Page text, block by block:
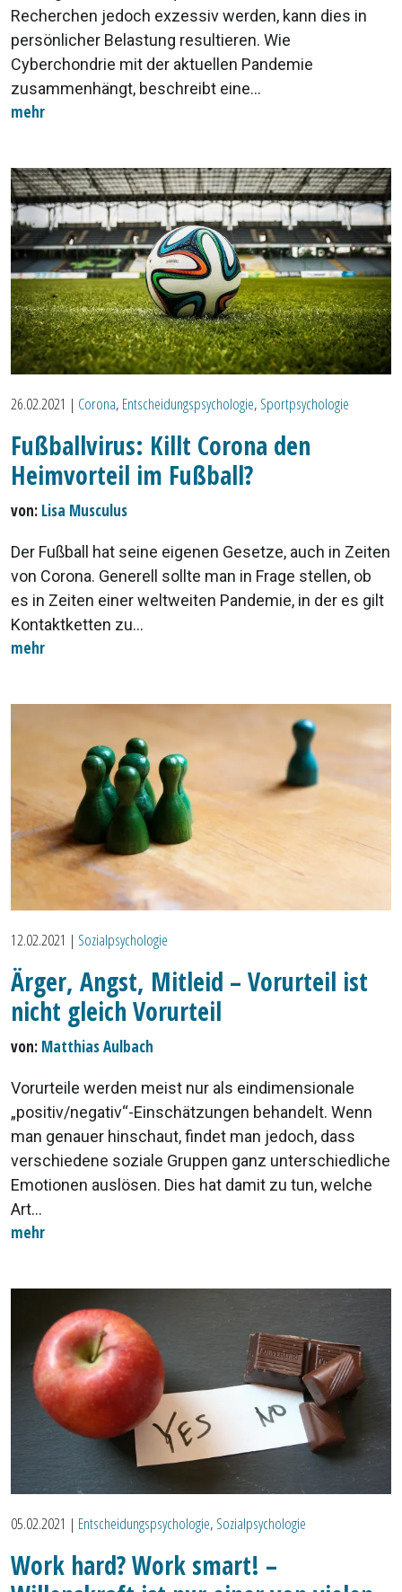
Recherchen jedoch exzessiv werden, kann dies in
persönlicher Belastung resultieren. Wie
Cyberchondrie mit der aktuellen Pandemie
zusammenhängt, beschreibt eine...
mehr
26.02.2021 | Corona, Entscheidungspsychologie, Sportpsychologie
Fußballvirus: Killt Corona den
Heimvorteil im Fußball?
von: Lisa Musculus
Der Fußball hat seine eigenen Gesetze, auch in Zeiten
von Corona. Generell sollte man in Frage stellen, ob
es in Zeiten einer weltweiten Pandemie, in der es gilt
Kontaktketten zu...
mehr
12.02.2021 | Sozialpsychologie
Ärger, Angst, Mitleid – Vorurteil ist
nicht gleich Vorurteil
von: Matthias Aulbach
Vorurteile werden meist nur als eindimensionale
„positiv/negativ“-Einschätzungen behandelt. Wenn
man genauer hinschaut, findet man jedoch, dass
verschiedene soziale Gruppen ganz unterschiedliche
Emotionen auslösen. Dies hat damit zu tun, welche
Art...
mehr
05.02.2021 | Entscheidungspsychologie, Sozialpsychologie
Work hard? Work smart! –